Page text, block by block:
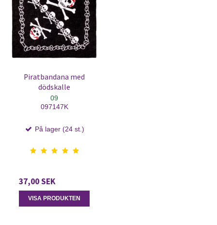
Piratbandana med
dödskalle
09
097147K
På lager (24 st.)
37,00 SEK
VISA PRODUKTEN